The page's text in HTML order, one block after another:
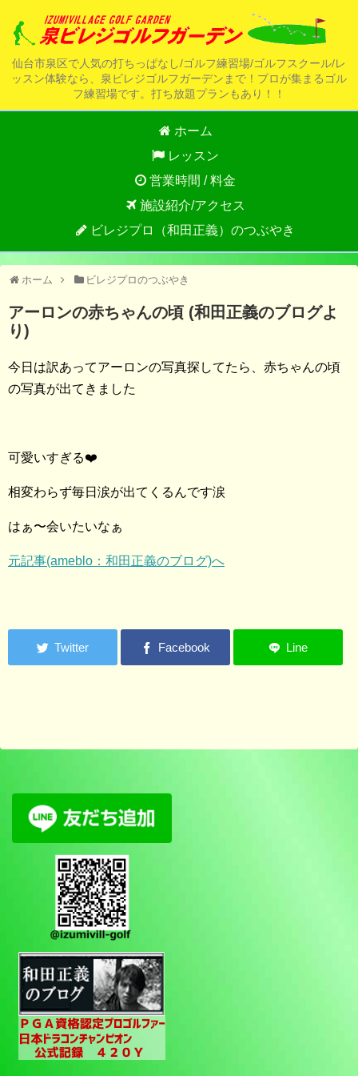
仙台市泉区で人気の打ちっぱなし/ゴルフ練習場/ゴルフスクール/レ
ッスン体験なら、泉ビレジゴルフガーデンまで！プロが集まるゴル
フ練習場です。打ち放題プランもあり！！
ホーム
レッスン
営業時間 / 料金
施設紹介/アクセス
ビレジプロ（和田正義）のつぶやき
ホーム ビレジプロのつぶやき
アーロンの赤ちゃんの頃 (和田正義のブログよ
り)
今日は訳あってアーロンの写真探してたら、赤ちゃんの頃
の写真が出てきました
可愛いすぎる❤️
相変わらず毎日涙が出てくるんです涙
はぁ〜会いたいなぁ
元記事(ameblo：和田正義のブログ)へ